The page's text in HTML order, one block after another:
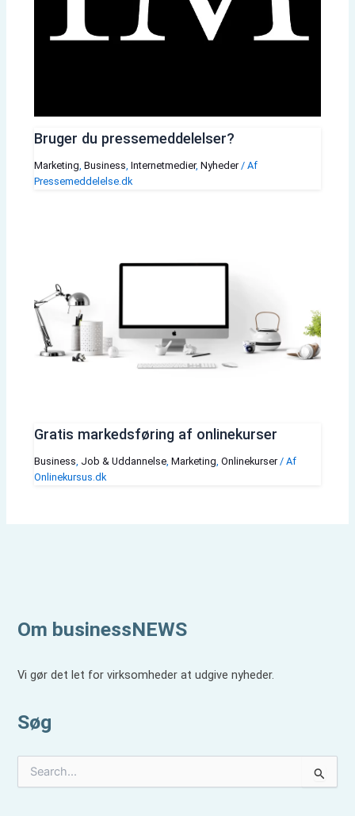
Bruger du pressemeddelelser?
Marketing, Business, Internetmedier, Nyheder/ Af
Pressemeddelelse.dk
Gratis markedsføring af onlinekurser
Business Job & Uddannelse, Marketing Onlinekurser/ Af
Onlinekursus.dk
Om businessNEWS
Vi gør det let for virksomheder at udgive nyheder.
Søg